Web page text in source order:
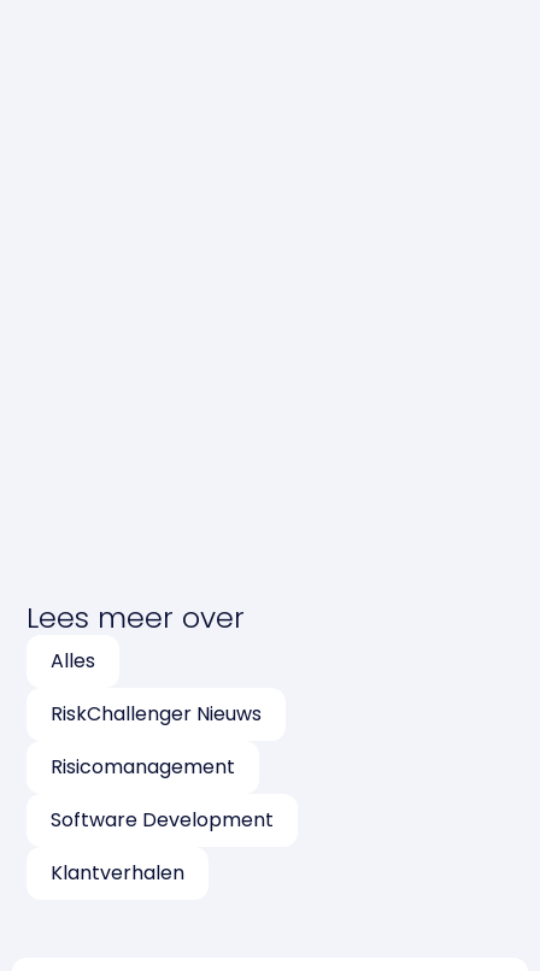
Lees meer over
Alles
RiskChallenger Nieuws
Risicomanagement
Software Development
Klantverhalen